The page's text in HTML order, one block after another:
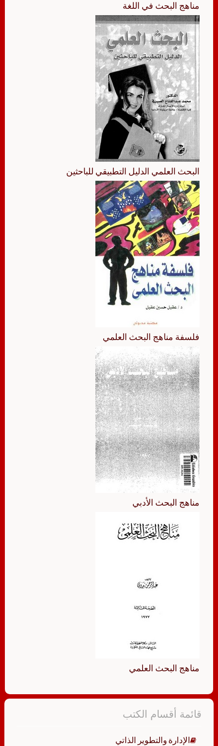
مناهج البحث في اللغة
البحث العلمي الدليل التطبيقي للباحثين
فلسفة مناهج البحث العلمي
مناهج البحث الأدبي
مناهج البحث العلمي
قائمة أقسام الكتب
الإدارة والتطوير الذاتي